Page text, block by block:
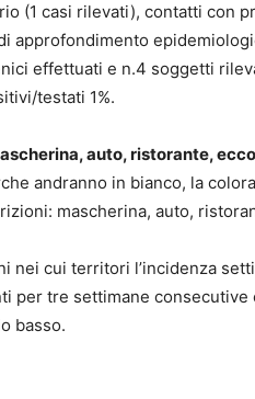
(1 casi rilevati), contatti con
approfondimento
effettuati e n.4 soggetti
testati 1%.
auto, ristorante,
andranno in bianco, la
mascherina, auto,
nei cui territori l’incidenza
per tre settimane consecutive
basso.